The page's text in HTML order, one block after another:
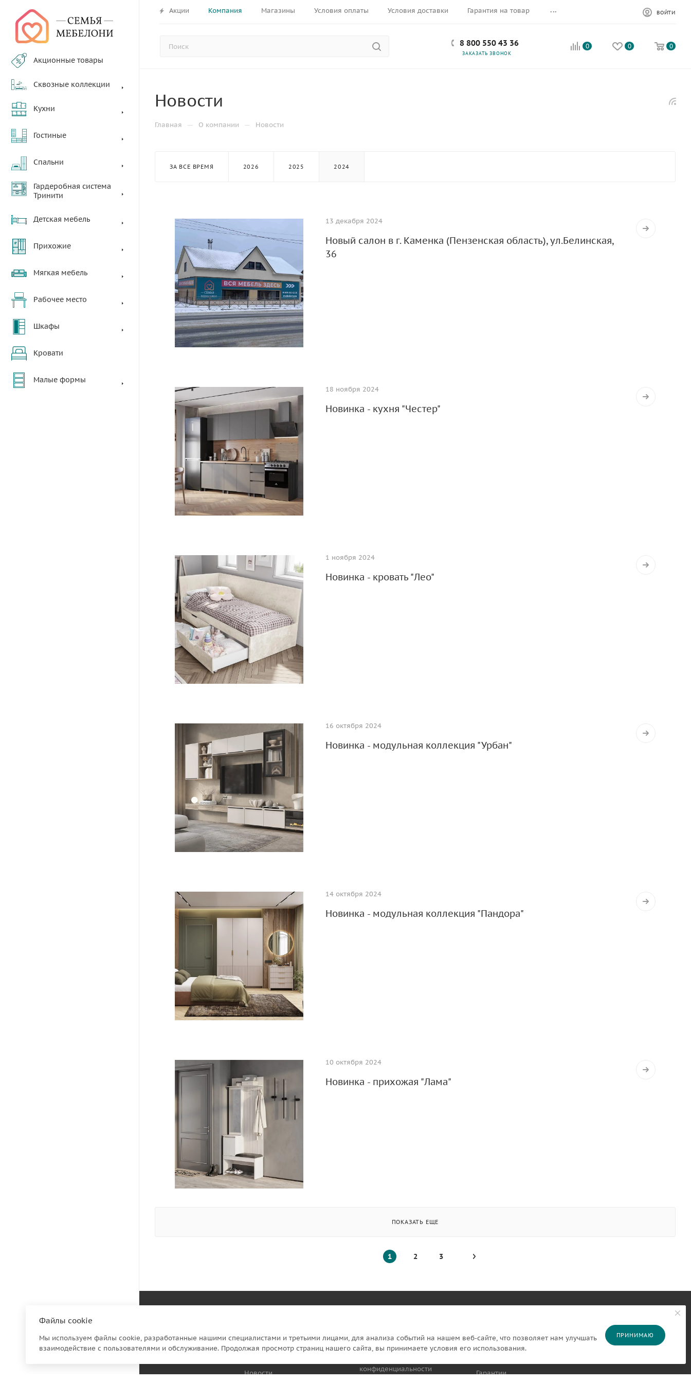
Акции Компания Магазины Условия оплаты Условия доставки Гарантия на товар ... ВОЙТИ
8 800 550 43 36
ЗАКАЗАТЬ ЗВОНОК
0 0 0
Акционные товары
Сквозные коллекции
Кухни
Гостиные
Спальни
Гардеробная система
Тринити
Детская мебель
Прихожие
Мягкая мебель
Рабочее место
Шкафы
Кровати
Малые формы
Новости
Главная — О компании — Новости
ЗА ВСЕ ВРЕМЯ 2026 2025 2024
13 декабря 2024
Новый салон в г. Каменка (Пензенская область), ул.Белинская,
36
18 ноября 2024
Новинка - кухня "Честер"
1 ноября 2024
Новинка - кровать "Лео"
16 октября 2024
Новинка - модульная коллекция "Урбан"
14 октября 2024
Новинка - модульная коллекция "Пандора"
10 октября 2024
Новинка - прихожая "Лама"
ПОКАЗАТЬ ЕЩЕ
1 2 3
АКЦИИ
Новости
Публичная оферта
конфиденциальности
Оплата
Гарантии
ПОДПИСАТЬСЯ НА
РАССЫЛКУ
8 800 550 43 36
Файлы cookie
Мы используем файлы cookie, разработанные нашими специалистами и третьими лицами, для анализа событий на нашем веб-сайте, что позволяет нам улучшать
взаимодействие с пользователями и обслуживание. Продолжая просмотр страниц нашего сайта, вы принимаете условия его использования.
ПРИНИМАЮ